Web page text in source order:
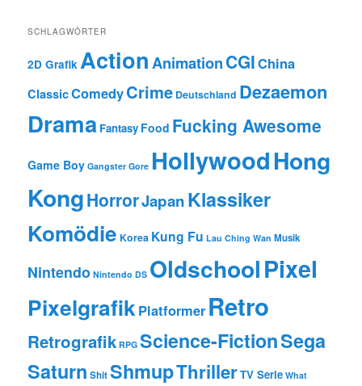
SCHLAGWÖRTER
2D Grafik ActionAnimationCGIChina
ClassicComedyCrime Deutschland Dezaemon
Drama Fantasy Food Fucking Awesome
Game Boy Gangster Gore HollywoodHong
KongHorrorJapanKlassiker
Komödie Korea Kung Fu Lau Ching Wan Musik
Nintendo Nintendo DS OldschoolPixel
Pixelgrafik Platformer Retro
Retrografik RPG Science-FictionSega
Saturn ShitShmupThrillerTV Serie What